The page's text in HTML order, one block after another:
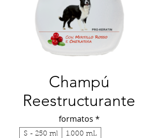
Champú
Reestructurante
formatos *
S - 250 ml
1.000 mL